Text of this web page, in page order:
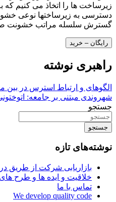
زیرساخت ها را اتخاذ می کنیم
دسترسی به زیرساختها نوعی
گسترش سلسله مراتب خشونت
رایگان – خرید
راهبری نوشته
الگوهای و ارتباط استرس در
شهروندی مبتنی بر جامعه:
جستجو
جستجو
نوشته‌های تازه
بازاریابی شرکت از طریق
خلاقیت و ایده ها و طرح
تماس با ما
We develop quality code